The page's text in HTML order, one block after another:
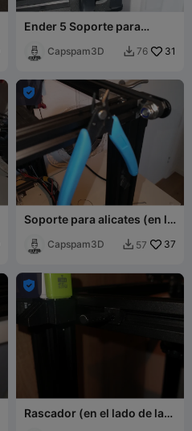
Ender 5 Soporte para
Capspam3D  76 31

Soporte para alicates (en la
Capspam3D  57 37

Rascador (en el lado de la